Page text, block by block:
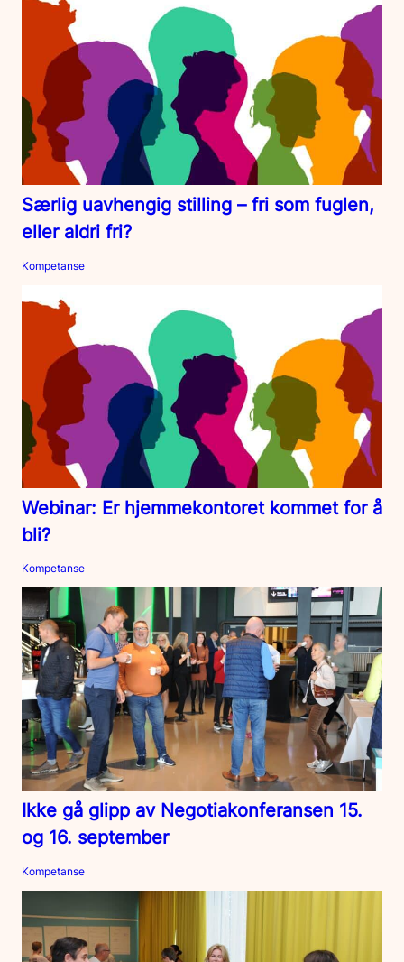
Særlig uavhengig stilling – fri som fuglen,
eller aldri fri?
Kompetanse
Webinar: Er hjemmekontoret kommet for å
bli?
Kompetanse
Ikke gå glipp av Negotiakonferansen 15.
og 16. september
Kompetanse